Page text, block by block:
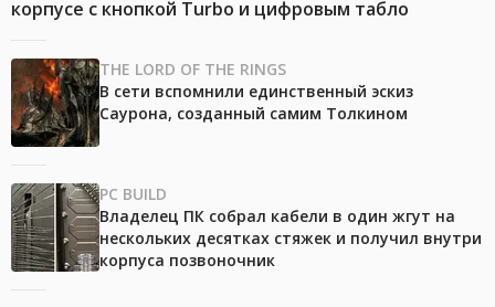
корпусе с кнопкой Turbo и цифровым табло
THE LORD OF THE RINGS
В сети вспомнили единственный эскиз
Саурона, созданный самим Толкином
PC BUILD
Владелец ПК собрал кабели в один жгут на
нескольких десятках стяжек и получил внутри
корпуса позвоночник